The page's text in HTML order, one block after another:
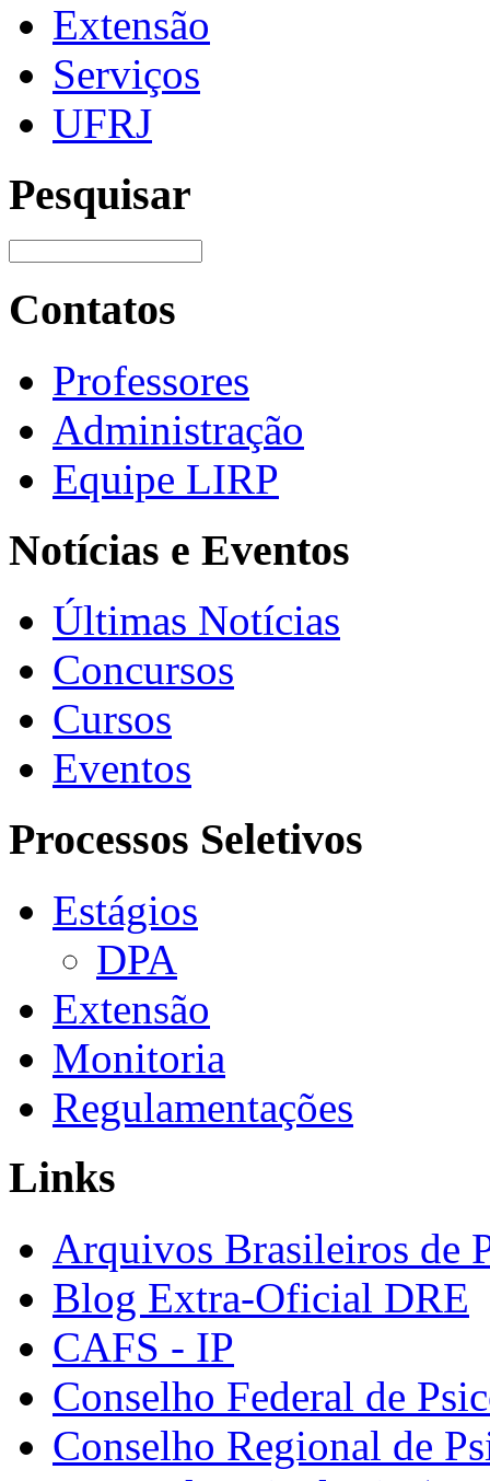
Extensão
Serviços
UFRJ
Pesquisar
Contatos
Professores
Administração
Equipe LIRP
Notícias e Eventos
Últimas Notícias
Concursos
Cursos
Eventos
Processos Seletivos
Estágios
DPA
Extensão
Monitoria
Regulamentações
Links
Arquivos Brasileiros de
Blog Extra-Oficial DRE
CAFS - IP
Conselho Federal de
Conselho Regional de